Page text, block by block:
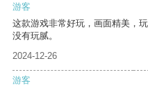
游客
这款游戏非常好玩，画面精美，
没有玩腻。
2024-12-26
游客